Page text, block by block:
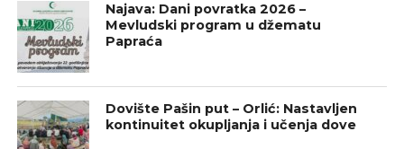
Najava: Dani povratka 2026 –
Mevludski program u džematu
Papraća
Dovište Pašin put – Orlić: Nastavljen
kontinuitet okupljanja i učenja dove